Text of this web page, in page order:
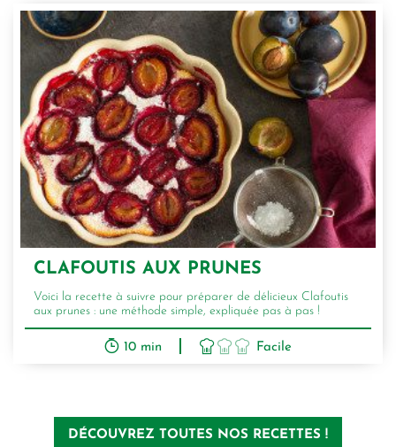
CLAFOUTIS AUX PRUNES
Voici la recette à suivre pour préparer de délicieux Clafoutis
aux prunes : une méthode simple, expliquée pas à pas !
10 min Facile
DÉCOUVREZ TOUTES NOS RECETTES !